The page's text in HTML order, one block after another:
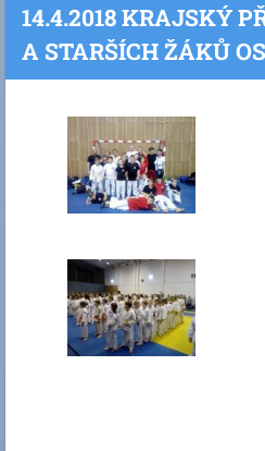
14.4.2018 KRAJSKÝ
A STARŠÍCH ŽÁKŮ